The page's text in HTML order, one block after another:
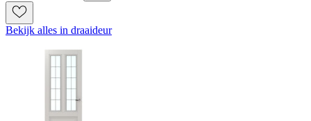
Bekijk alles in draaideur